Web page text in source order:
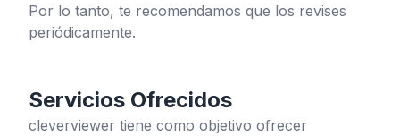
Por lo tanto, te recomendamos que los revises
periódicamente.
Servicios Ofrecidos
cleverviewer tiene como objetivo ofrecer